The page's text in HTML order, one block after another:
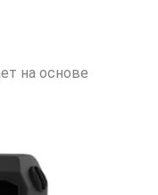
на основе